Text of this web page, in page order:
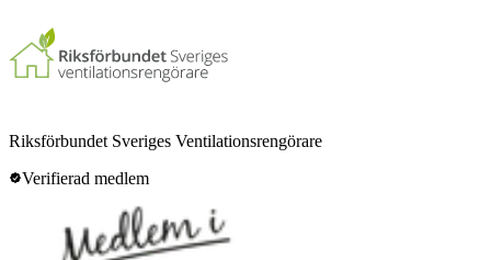
Riksförbundet Sveriges Ventilationsrengörare
Verifierad medlem